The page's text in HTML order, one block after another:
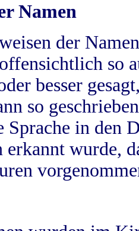
Namen
der
so
besser
so
Sprache in
erkannt wurde,